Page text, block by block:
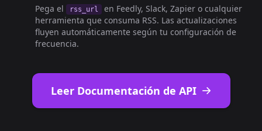
Pega el rss_url
en Feedly, Slack, Zapier o cualquier
herramienta que consuma RSS. Las actualizaciones
fluyen automáticamente según tu configuración de
frecuencia.
Leer Documentación de API